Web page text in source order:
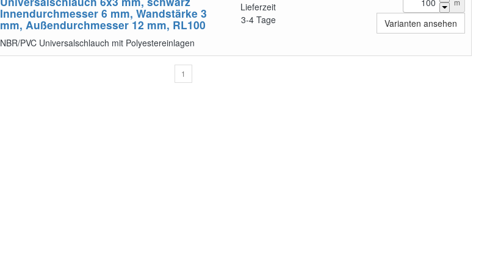
Innendurchmesser 6 mm, Wandstärke 3
mm, Außendurchmesser 12 mm, RL100
NBR/PVC Universalschlauch mit Polyestereinlagen
Lieferzeit
3-4 Tage
m
Varianten ansehen
1